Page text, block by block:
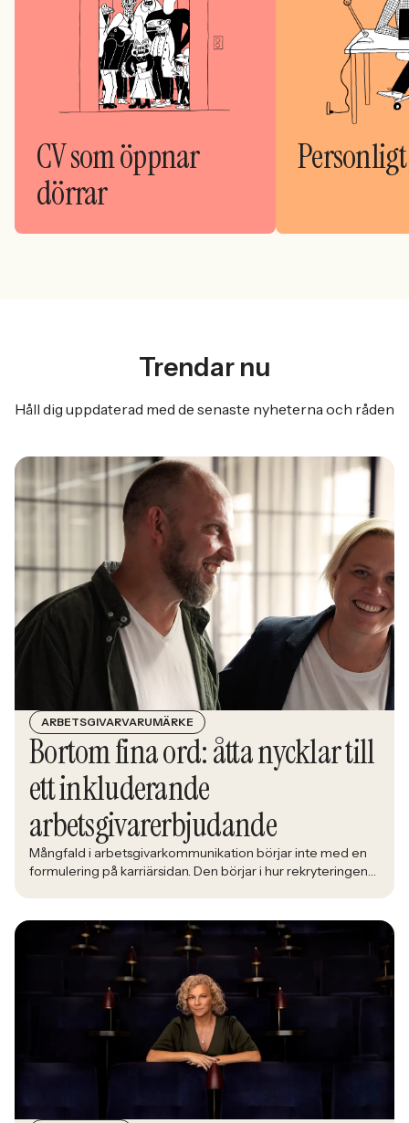
CV som öppnar
dörrar
Trendar nu
Håll dig uppdaterad med de senaste nyheterna och råden
ARBETSGIVARVARUMÄRKE
Bortom fina ord: åtta nycklar till
ett inkluderande
arbetsgivarerbjudande
Mångfald i arbetsgivarkommunikation börjar inte med en
formulering på karriärsidan. Den börjar i hur rekryteringen
mer medvetna, regelverken skärps och konkurrensen om
rätt kompetens förändras räcker det inte längre att säga
att alla är välkomna. Arbetsgivare behöver kunna visa vad
det betyder i praktiken.